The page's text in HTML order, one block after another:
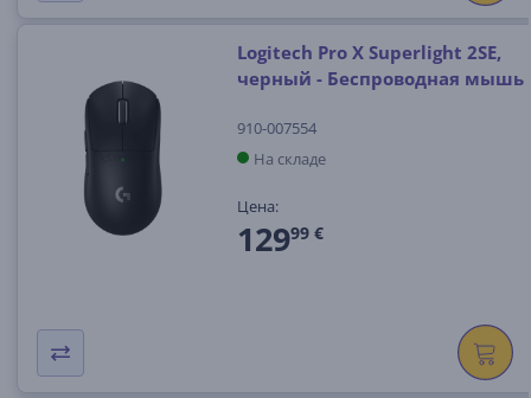
Logitech Pro X Superlight 2SE,
черный - Беспроводная мышь
910-007554
На складе
Цена:
12999 €